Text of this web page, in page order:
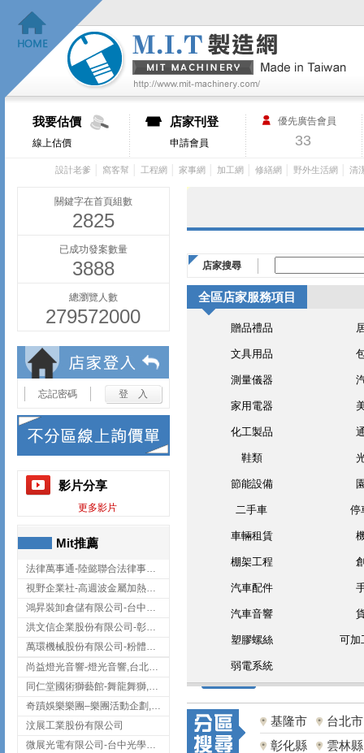
我要估價
線上估價
店家刊登
申請會員
優先廣告會員
33
設計老爹 窩客幫 工程網 家事網 加工網 修繕網 野外生活網 清
關鍵字在首頁組數
2825
已成功發案數量
3888
總瀏覽人數
279572000
忘記密碼
影片分享
更多影片
Mit推薦
法律萬事通-陸懿聯合法律事務所
視野企業社-高週波金屬加熱設備,彰化高週波金屬加熱設備
鴻昇裝卸倉儲有限公司-台中貨櫃裝卸
洪文信企業股份有限公司-彰化鋅合金鑄造,彰化五金加工,彰化五金配件
萬環機械股份有限公司-粉體塗裝設備,輸送機,輸送機設備,台南輸送機
尚益燈光音響-燈光音響,台北燈光音響,台北燈光音響出租
同仁堂國術獅藝館-舞龍舞獅,台中舞龍舞獅
奇蹟娛樂樂團–樂團活動企劃,台中樂團表演,台中婚禮樂團
汶展工業股份有限公司
微展光電有限公司-台中光學鍍膜,optical filter taiwan,台灣光學鍍膜
店家搜尋
全區店家服務項目
贈品禮品
文具用品
測量儀器
家用電器
化工製品
鞋類
節能設備
二手車 停
車輛租賃
棚架工程
汽車配件
汽車音響
塑膠螺絲 可加
弱電系統
基隆市
台北市
彰化縣
雲林縣